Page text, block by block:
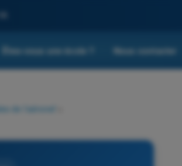
Êtes-vous une école ? Nous contacter
de l’aéronef